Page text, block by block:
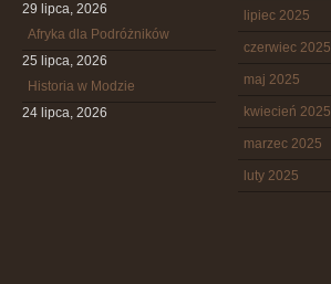
29 lipca, 2026
Afryka dla Podróżników
25 lipca, 2026
Historia w Modzie
24 lipca, 2026
lipiec 2025
czerwiec 2025
maj 2025
kwiecień 2025
marzec 2025
luty 2025